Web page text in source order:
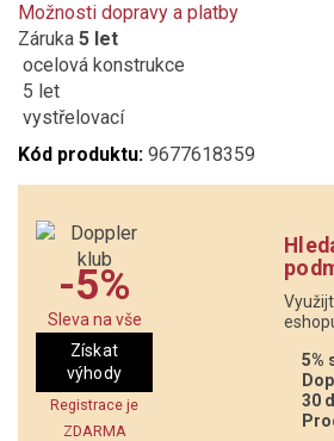
Možnosti dopravy a platby
Záruka 5 let
ocelová konstrukce
5 let
vystřelovací
Kód produktu: 9677618359
-5%
Sleva na vše
Získat
výhody
Registrace je
ZDARMA
5%
30